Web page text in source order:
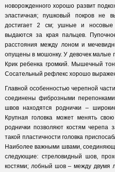
новорожденного хорошо развит
эластичная; пушковый покров не
достигает 2 см; ушные и носовые
выдаются за края пальцев.
расстояния между лоном и
опущены в мошонку. У девочек малые
Крик ребенка громкий. Мышечный
Сосательный рефлекс хорошо
Главной особенностью черепной
соединены фиброзными
швов находятся роднички –
Крупная головка может менять
роднички позволяют костям черепа
такой пластичности головка
Наиболее важными швами,
следующие: стреловидный шов,
костями; лобный шов – между двумя